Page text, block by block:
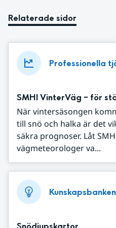
Relaterade sidor
Professionella
SMHI VinterVäg – för
När vintersäsongen
till snö och halka är det
säkra prognoser. Låt
vägmeteorologer va...
Kunskapsbanken